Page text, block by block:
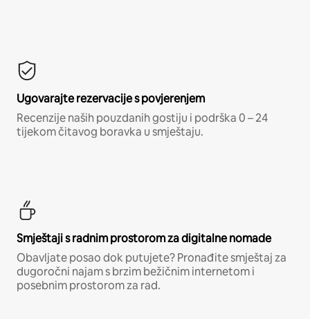
Ugovarajte rezervacije s povjerenjem
Recenzije naših pouzdanih gostiju i podrška 0 – 24
tijekom čitavog boravka u smještaju.
Smještaji s radnim prostorom za digitalne nomade
Obavljate posao dok putujete? Pronađite smještaj za
dugoročni najam s brzim bežičnim internetom i
posebnim prostorom za rad.